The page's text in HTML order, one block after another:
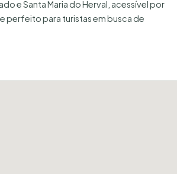
e Santa Maria do Herval, acessível por
perfeito para turistas em busca de